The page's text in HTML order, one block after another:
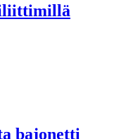
bajonetti